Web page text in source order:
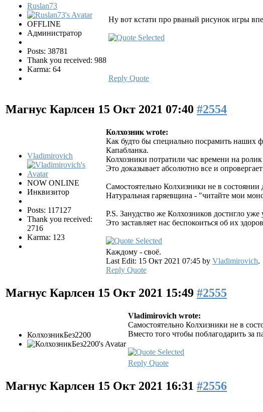
Ruslan73
OFFLINE
Администратор
Posts: 38781
Thank you received: 988
Karma: 64
Ну вот кстати про рваный рисунок игры
Reply Quote
Магнус Карлсен 15 Окт 2021 07:40 #2554
Vladimirovich
NOW ONLINE
Инквизитор
Posts: 117127
Thank you received:
2716
Karma: 123
Колхозник wrote:
Как будто бы специально посрамить наших
Капабланка.
Колхозники потратили час времени на
Это доказывает абсолютно все и
Самостоятельно Колхизники не в
Натуральная гаряевщина - "читайте мои
P.S. Занудство же Колхозников достигло
Это заставляет нас беспокоиться об их
Каждому - своё.
Last Edit: 15 Окт 2021 07:45 by Vladimirovich.
Reply Quote
Магнус Карлсен 15 Окт 2021 15:49 #2555
КолхозникБез2200
Vladimirovich wrote:
Самостоятельно Колхизники не в
Вместо того чтобы поблагодарить за
Reply Quote
Магнус Карлсен 15 Окт 2021 16:31 #2556